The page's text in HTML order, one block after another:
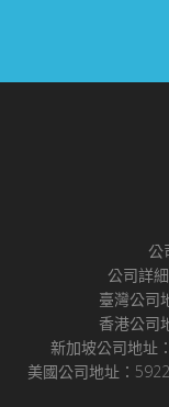
公
公司詳
臺灣公司
香港公司
新加坡公司地址
美國公司地址：